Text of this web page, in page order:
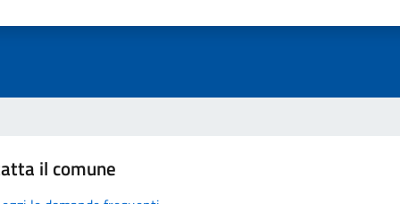
il comune